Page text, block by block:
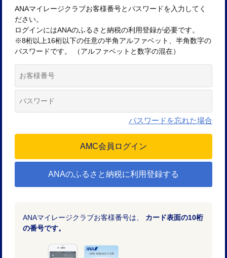
ANAマイレージクラブお客様番号とパスワードを入力してく
ださい。
ログインにはANAのふるさと納税の利用登録が必要です。
※8桁以上16桁以下の任意の半角アルファベット、半角数字の
パスワードです。 （アルファベットと数字の混在）
パスワードを忘れた場合
ANAのふるさと納税に利用登録する
ANAマイレージクラブお客様番号は、 カード表面の10桁
の番号です。